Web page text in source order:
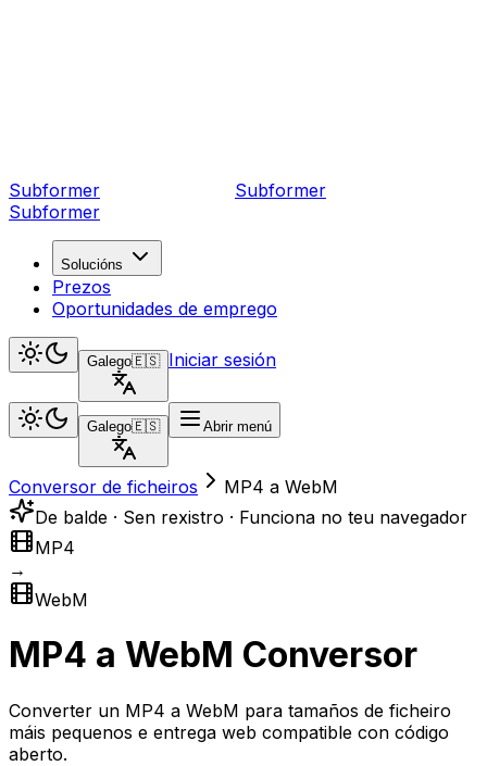
Subformer Subformer
Subformer
Solucións
Prezos
Oportunidades de emprego
Galego🇪🇸 Iniciar sesión
Galego🇪🇸 Abrir menú
Conversor de ficheiros
MP4 a WebM
De balde · Sen rexistro · Funciona no teu navegador
MP4
→
WebM
MP4 a WebM Conversor
Converter un MP4 a WebM para tamaños de ficheiro
máis pequenos e entrega web compatible con código
aberto.